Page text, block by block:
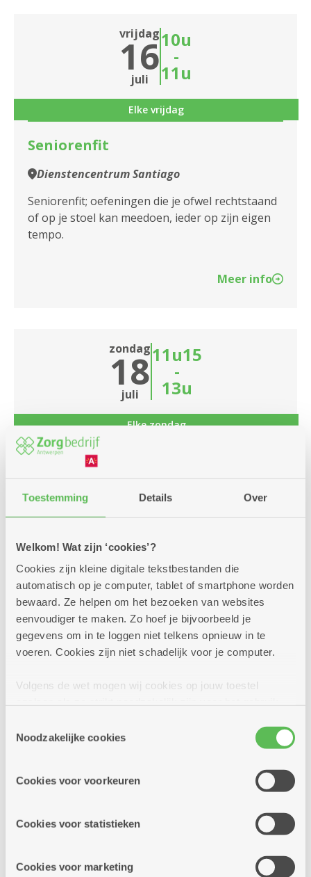
Toestemming Details Over
Welkom! Wat zijn ‘cookies’?
Cookies zijn kleine digitale tekstbestanden die
automatisch op je computer, tablet of smartphone worden
bewaard. Ze helpen om het bezoeken van websites
eenvoudiger te maken. Zo hoef je bijvoorbeeld je
gegevens om in te loggen niet telkens opnieuw in te
voeren. Cookies zijn niet schadelijk voor je computer.
Volgens de wet mogen wij cookies op jouw toestel
cookies hebben we jouw toestemming nodig. Sommige
cookies worden geplaatst door derde partijen die een
informatie over jouw (geanonimiseerd) gebruik van onze
partners kunnen deze gegevens combineren met andere
Noodzakelijke cookies
Cookies voor voorkeuren
Cookies voor statistieken
Cookies voor marketing
vrijdag
16
juli
10u
-
11u
Elke vrijdag
Seniorenfit
Dienstencentrum Santiago
Seniorenfit; oefeningen die je ofwel rechtstaand
of op je stoel kan meedoen, ieder op zijn eigen
tempo.
Meer info
zondag
18
juli
11u15
-
13u
Elke zondag
Linedance zondag
Linedance op zondag
donderdag
22 10u
-
Elke donderdag
Linedance donderdag
Meer info